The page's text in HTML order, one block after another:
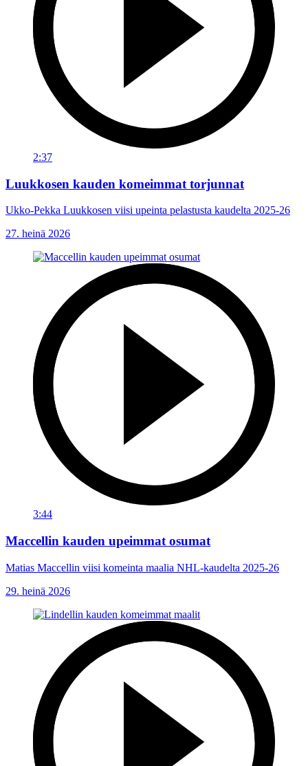
2:37
Luukkosen kauden komeimmat torjunnat
Ukko-Pekka Luukkosen viisi upeinta pelastusta kaudelta 2025-26
27. heinä 2026
3:44
Maccellin kauden upeimmat osumat
Matias Maccellin viisi komeinta maalia NHL-kaudelta 2025-26
29. heinä 2026